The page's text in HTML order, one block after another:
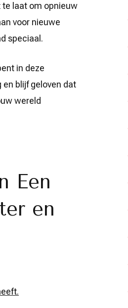
te laat om opnieuw
voor nieuwe
speciaal.
in deze
blijf geloven dat
wereld
Een
en